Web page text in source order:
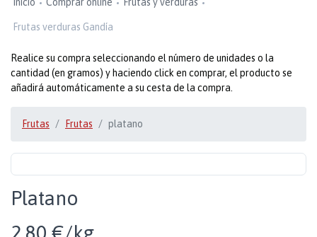
Frutas verduras Gandía
Realice su compra seleccionando el número de unidades o la
cantidad (en gramos) y haciendo click en comprar, el producto se
añadirá automáticamente a su cesta de la compra.
Frutas Frutas platano
Platano